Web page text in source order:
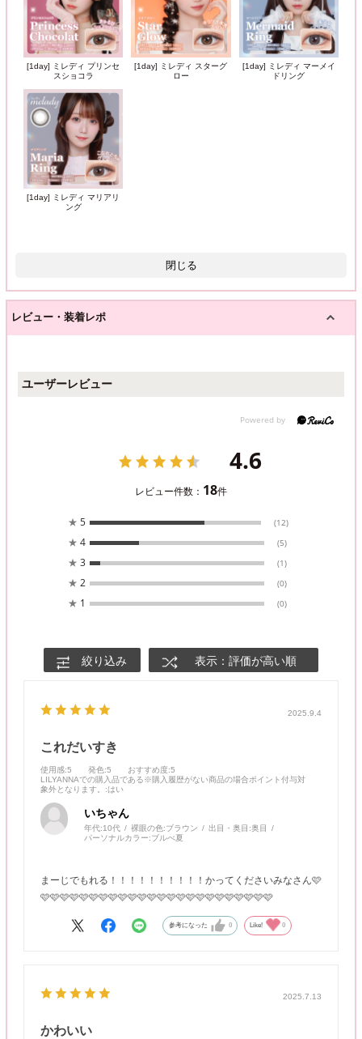
[1day] ミレディ プリンセ
スショコラ
[1day] ミレディ スターグ
ロー
[1day] ミレディ マーメイ
ドリング
[1day] ミレディ マリアリ
ング
閉じる
レビュー・装着レポ
ユーザーレビュー
4.6
レビュー件数： 18件
★ 5 (12)
★ 4 (5)
★ 3 (1)
★ 2 (0)
★ 1 (0)
絞り込み 表示：評価が高い順
2025.9.4
これだいすき
使用感:5 発色:5 おすすめ度:5
LILYANNAでの購入品である※購入履歴がない商品の場合ポイント付与対
象外となります。
:はい
いちゃん
年代:10代 裸眼の色:ブラウン 出目・奥目:奥目
パーソナルカラー:ブルべ夏
まーじでもれる！！！！！！！！！！かってくださいみなさん🩷
🩷🩷🩷🩷🩷🩷🩷🩷🩷🩷🩷🩷🩷🩷🩷🩷🩷🩷🩷🩷🩷🩷🩷🩷
参考になった 0 Like! 0
2025.7.13
かわいい